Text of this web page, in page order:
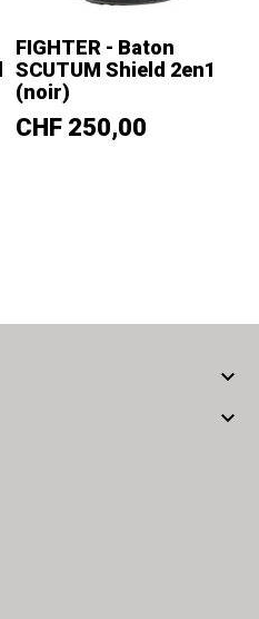
FIGHTER - Baton
SCUTUM Shield 2en1
(noir)
Prix
CHF 250,00

